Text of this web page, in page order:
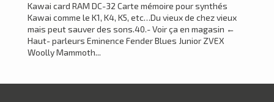
Kawai card RAM DC-32 Carte mémoire pour synthés
Kawai comme le K1, K4, K5, etc…Du vieux de chez vieux
mais peut sauver des sons.40.- Voir ça en magasin ←
Haut- parleurs Eminence Fender Blues Junior ZVEX
Woolly Mammoth...